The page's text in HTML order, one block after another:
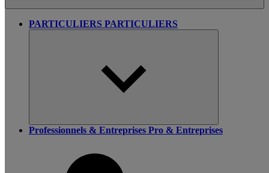
PARTICULIERS PARTICULIERS
Professionnels & Entreprises Pro & Entreprises